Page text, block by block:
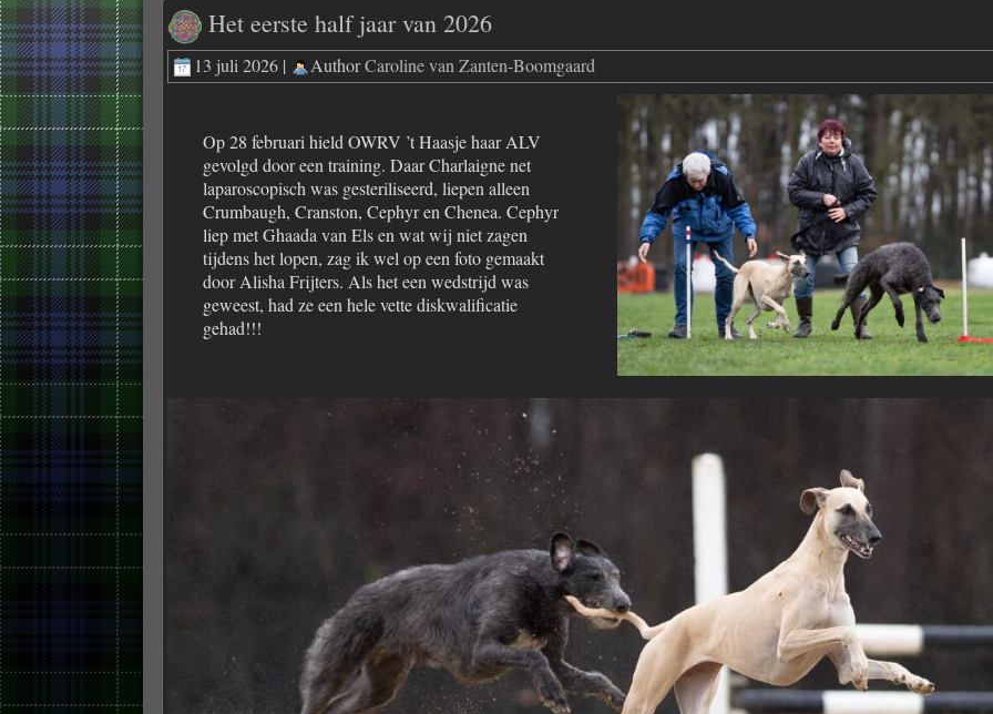
Het eerste half jaar van 2026
13 juli 2026 | AuthorCaroline van Zanten-Boomgaard
Op 28 februari hield OWRV ’t Haasje haar ALV
gevolgd door een training. Daar Charlaigne net
laparoscopisch was gesteriliseerd, liepen alleen
Crumbaugh, Cranston, Cephyr en Chenea. Cephyr
liep met Ghaada van Els en wat wij niet zagen
tijdens het lopen, zag ik wel op een foto gemaakt
door Alisha Frijters. Als het een wedstrijd was
geweest, had ze een hele vette diskwalificatie
gehad!!!